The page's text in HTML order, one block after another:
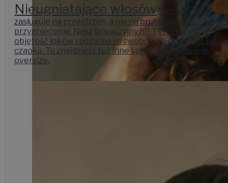
Nieugniatające włosówTwoja fryzura
zasługuje na przestrzeń, a nie na brutalne
przygniecenie. Nasz telewizyjny hit TVN chroni
objętość loków i pozwala im swobodnie oddychać pod
czapką. Tu znajdziesz też inne sprawdzone modele
oversize.